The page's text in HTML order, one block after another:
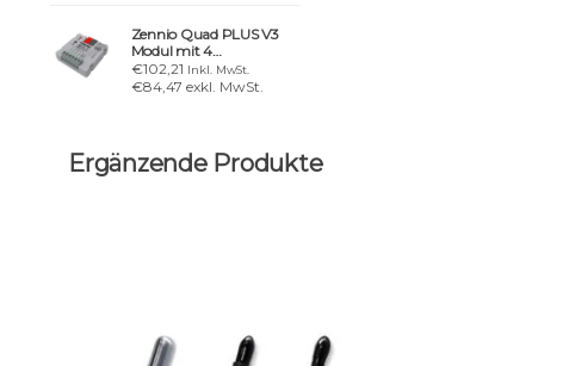
Zennio Quad PLUS V3
Modul mit 4
analogen/digitalen
Eingängen
€102,21 Inkl. MwSt.
€84,47 exkl. MwSt.
Ergänzende Produkte